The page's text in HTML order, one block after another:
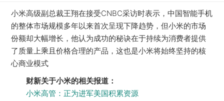
小米高级副总裁王翔在接受CNBC采访时表示，中国智能手机
的整体市场规模多年以来首次呈现下降趋势，但小米的市场
份额却大幅增长，他认为成功的秘诀在于持续为消费者提供
了质量上乘且价格合理的产品，这也是小米将始终坚持的核
心商业模式
财新关于小米的相关报道：
小米高管：正为进军美国积累资源